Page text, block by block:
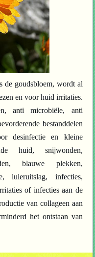
de goudsbloem, wordt al
en voor huid irritaties.
anti microbiële, anti
bestanddelen
desinfectie en kleine
huid, snijwonden,
blauwe plekken,
luieruitslag, infecties,
of infecties aan de
van collageen aan
het ontstaan van